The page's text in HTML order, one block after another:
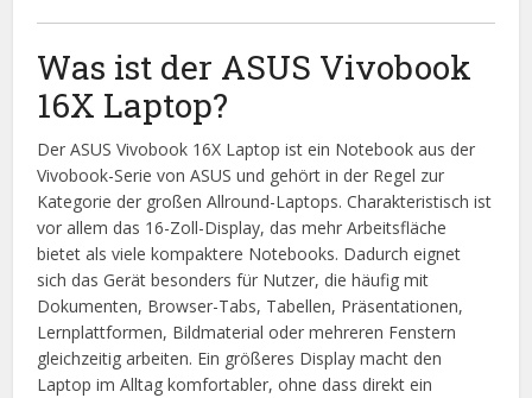
Was ist der ASUS Vivobook
16X Laptop?
Der ASUS Vivobook 16X Laptop ist ein Notebook aus der
Vivobook-Serie von ASUS und gehört in der Regel zur
Kategorie der großen Allround-Laptops. Charakteristisch ist
vor allem das 16-Zoll-Display, das mehr Arbeitsfläche
bietet als viele kompaktere Notebooks. Dadurch eignet
sich das Gerät besonders für Nutzer, die häufig mit
Dokumenten, Browser-Tabs, Tabellen, Präsentationen,
Lernplattformen, Bildmaterial oder mehreren Fenstern
gleichzeitig arbeiten. Ein größeres Display macht den
Laptop im Alltag komfortabler, ohne dass direkt ein